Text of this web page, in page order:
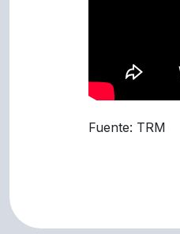
Fuente: TRM